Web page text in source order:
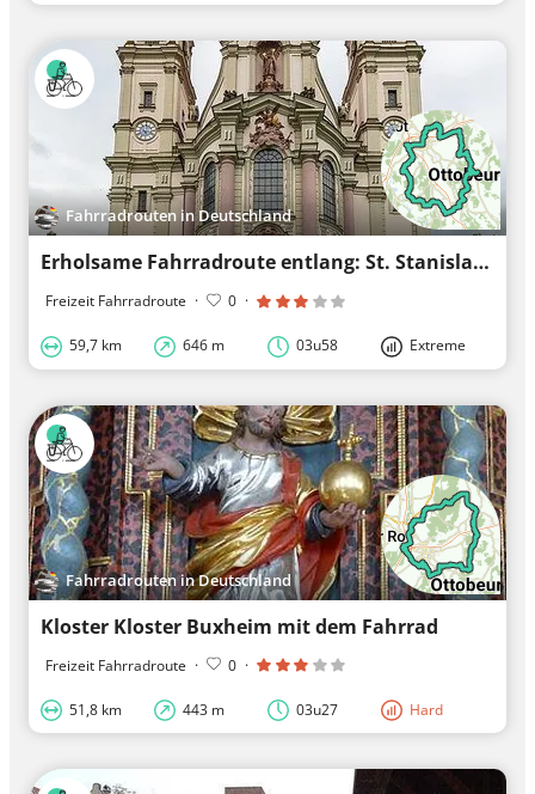
Fahrradrouten in Deutschland
Erholsame Fahrradroute entlang: St. Stanislaus Kostka
Freizeit Fahrradroute · 0 ·
59,7 km 646 m 03u58 Extreme
Fahrradrouten in Deutschland
Kloster Kloster Buxheim mit dem Fahrrad
Freizeit Fahrradroute · 0 ·
51,8 km 443 m 03u27 Hard